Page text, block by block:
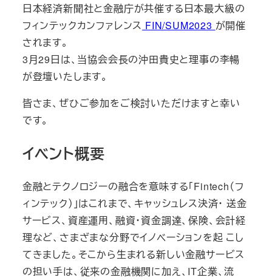
日本経済新聞社と金融庁が共催する日本最大級の
フィンテックカンファレンス FIN/SUM2023 が開催
されます。
3月29日は、当協会会長の沖田貴史と理事の李暢
が登壇いたします。
皆さま、ぜひご参加をご検討いただけますと幸い
です。
イベント概要
金融とテクノロジーの融合を意味する「Fintech（フ
ィンテック）」はこれまで、キャッシュレス決済・ 送金
サービス、資産運用、融資・資金調達、保険、会計経
理など、さまざまな分野でイノベーションを起 こし
てきました。そこから生まれる新しい金融サービス
の担い手は、従来の金融機関に加え、IT企業、流